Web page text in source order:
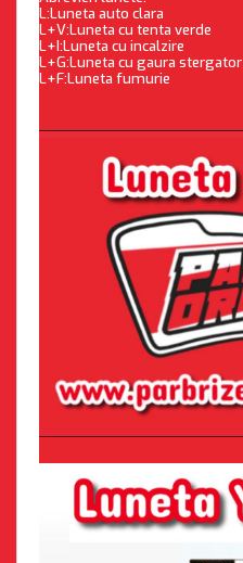
L:Luneta auto clara
L+V:Luneta cu tenta verde
L+I:Luneta cu incalzire
L+G:Luneta cu gaura stergator
L+F:Luneta fumurie